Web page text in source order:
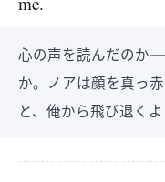
心の声を読んだのか
か。ノアは顔を真っ
と、俺から飛び退く